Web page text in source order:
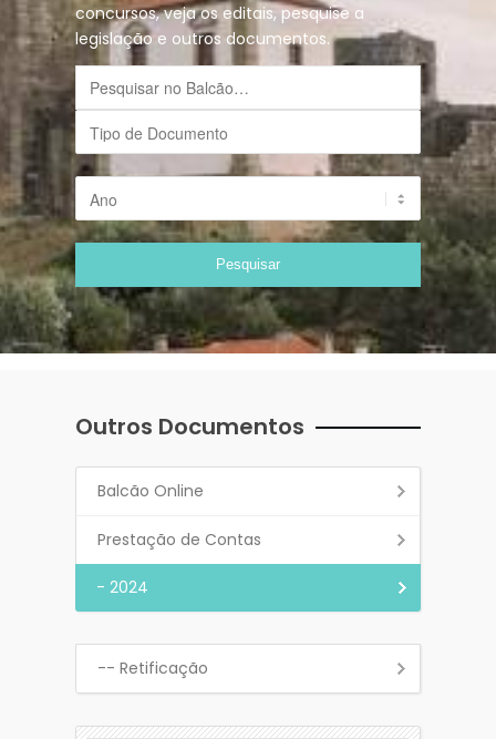
concursos, veja os editais, pesquise a
legislação e outros documentos.
Outros Documentos
Balcão Online
Prestação de Contas
- 2024
-- Retificação